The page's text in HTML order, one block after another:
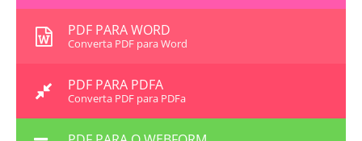
PDF PARA WORD
Converta PDF para Word
PDF PARA PDFA
Converta PDF para PDFa